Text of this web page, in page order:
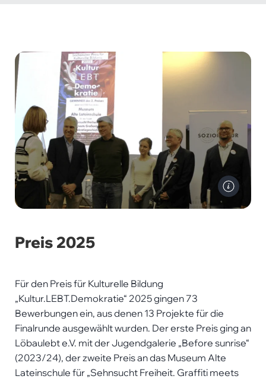
LVS
-
Kathrin
Preis 2025
Für den Preis für Kulturelle Bildung
„Kultur.LEBT.Demokratie“ 2025 gingen 73
Bewerbungen ein, aus denen 13 Projekte für die
Finalrunde ausgewählt wurden. Der erste Preis ging an
Löbaulebt e.V. mit der Jugendgalerie „Before sunrise“
(2023/24), der zweite Preis an das Museum Alte
Lateinschule für „Sehnsucht Freiheit. Graffiti meets